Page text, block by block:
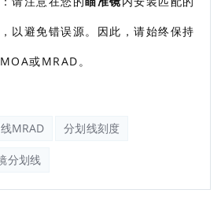
以避免错误源。因此，请始终保持
或MRAD。
MRAD 分划线刻度
分划线